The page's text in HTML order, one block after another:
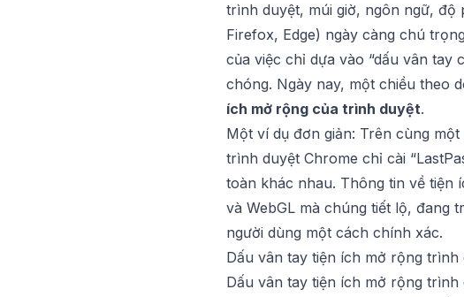
trình duyệt, múi giờ, ngôn ngữ, độ
Firefox, Edge) ngày càng chú
của việc chỉ dựa vào “dấu vân tay
chóng. Ngày nay, một chiều theo
ích mở rộng của trình duyệt.
Một ví dụ đơn giản: Trên cùng
trình duyệt Chrome chỉ cài
toàn khác nhau. Thông tin về tiện
và WebGL mà chúng tiết lộ, đang
người dùng một cách chính xác.
Dấu vân tay tiện ích mở rộng trình
Dấu vân tay tiện ích mở rộng